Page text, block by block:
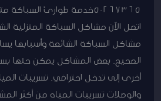
اتصل الآن مشاكل السباكة المنزلية
مشاكل السباكة الشائعة وأسبابها
الصحيح. بعض المشاكل يمكن حلها
أخرى إلى تدخل احترافي. تسريبات
والوصلات تسريبات المياه من أكثر